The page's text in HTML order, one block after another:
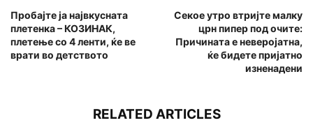
Пробајте ја највкусната
плетенка – КОЗИНАК,
плетење со 4 ленти, ќе ве
врати во детството
Секое утро втријте малку
црн пипер под очите:
Причината е неверојатна,
ќе бидете пријатно
изненадени
RELATED ARTICLES